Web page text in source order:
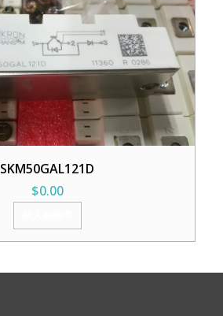
SKM50GAL121D
$0.00